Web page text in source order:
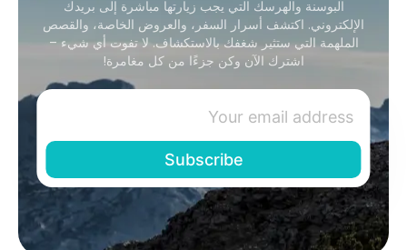
البوسنة والهرسك التي يجب زيارتها مباشرة إلى بريدك
الإلكتروني. اكتشف أسرار السفر، والعروض الخاصة، والقصص
الملهمة التي ستثير شغفك بالاستكشاف. لا تفوت أي شيء –
اشترك الآن وكن جزءًا من كل مغامرة!